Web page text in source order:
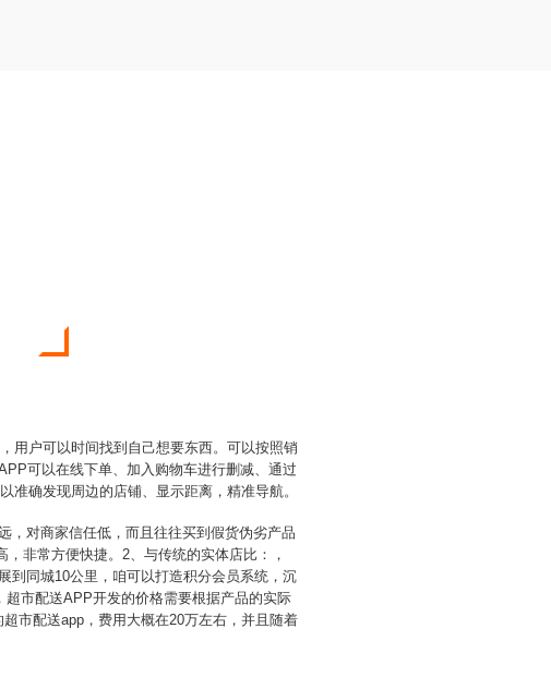
用户可以时间找到自己想要东西。可以按照销
可以在线下单、加入购物车进行删减、通过
确发现周边的店铺、显示距离，精准导航。
，对商家信任低，而且往往买到假货伪劣产品
非常方便快捷。2、与传统的实体店比：，
到同城10公里，咱可以打造积分会员系统，沉
市配送APP开发的价格需要根据产品的实际
市配送app，费用大概在20万左右，并且随着